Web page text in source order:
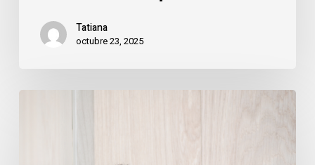
Tatiana
octubre 23, 2025